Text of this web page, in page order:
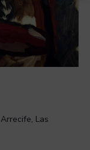
Las